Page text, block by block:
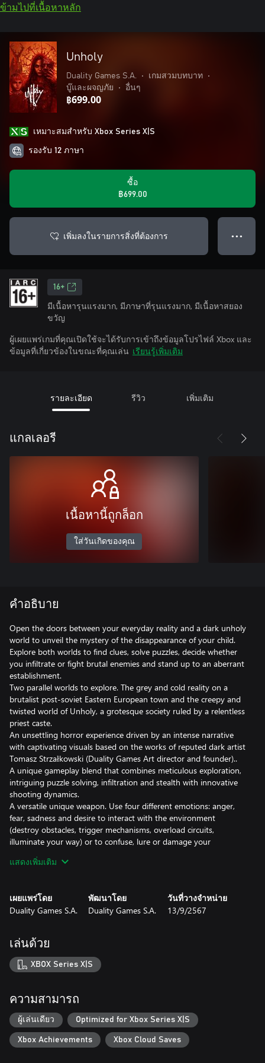
ข้ามไปที่เนื้อหาหลัก
Unholy
Duality Games S.A. • เกมสวมบทบาท
•
บู๊และผจญภัย
• อื่นๆ
฿699.00
เหมาะสมสําหรับ Xbox Series X|S
รองรับ 12 ภาษา
ซื้อ
฿699.00
เพิ่มลงในรายการสิ่งที่ต้องการ ● ● ●
16+
มีเนื้อหารุนแรงมาก, มีภาษาที่รุนแรงมาก, มีเนื้อหาสยอง
ขวัญ
ผู้เผยแพร่เกมที่คุณเปิดใช้จะได้รับการเข้าถึงข้อมูลโปรไฟล์ Xbox และ
ข้อมูลที่เกี่ยวข้องในขณะที่คุณเล่น เรียนรู้เพิ่มเติม
รายละเอียด รีวิว เพิ่มเติม
แกลเลอรี
เนื้อหานี้ถูกล็อก
ใส่วันเกิดของคุณ
คำอธิบาย
Open the doors between your everyday reality and a dark unholy
world to unveil the mystery of the disappearance of your child.
Explore both worlds to find clues, solve puzzles, decide whether
you infiltrate or fight brutal enemies and stand up to an aberrant
establishment.
Two parallel worlds to explore. The grey and cold reality on a
brutalist post-soviet Eastern European town and the creepy and
twisted world of Unholy, a grotesque society ruled by a relentless
priest caste.
An unsettling horror experience driven by an intense narrative
with captivating visuals based on the works of reputed dark artist
Tomasz Strzałkowski (Duality Games Art director and founder)..
A unique gameplay blend that combines meticulous exploration,
intriguing puzzle solving, infiltration and stealth with innovative
shooting dynamics.
A versatile unique weapon. Use four different emotions: anger,
fear, sadness and desire to interact with the environment
(destroy obstacles, trigger mechanisms, overload circuits,
illuminate your way) or to confuse, lure or damage your
Masks! Everybody in the unholy world hides behind a mask and
masks to infiltrate, confuse your enemies and impersonate your
opponents.
แสดงเพิ่มเติม
เผยแพร่โดย
Duality Games S.A.
พัฒนาโดย
Duality Games S.A.
วันที่วางจำหน่าย
13/9/2567
เล่นด้วย
XBOX Series X|S
ความสามารถ
ผู้เล่นเดียว Optimized for Xbox Series X|S
Xbox Achievements Xbox Cloud Saves